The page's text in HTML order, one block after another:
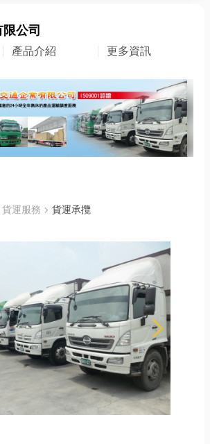
公司
產品介紹 更多資訊
貨運服務 chevron_right 貨運承攬